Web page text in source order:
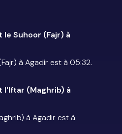
Suhoor (Fajr) à
à Agadir est à 05:32.
l'Iftar (Maghrib) à
à Agadir est à